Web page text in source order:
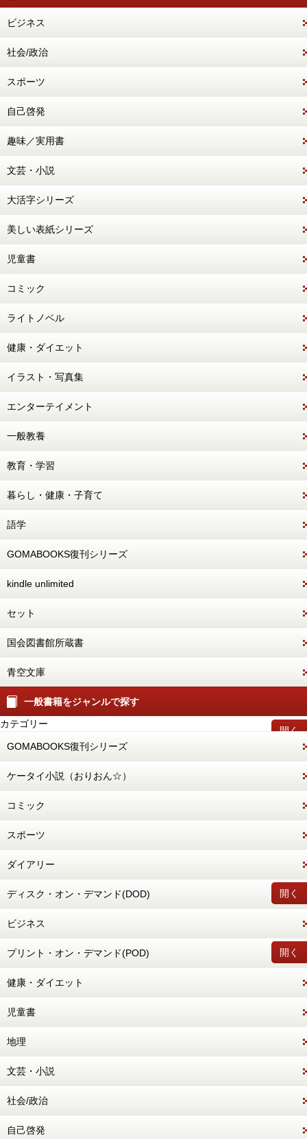
ビジネス
社会/政治
スポーツ
自己啓発
趣味／実用書
文芸・小説
大活字シリーズ
美しい表紙シリーズ
児童書
コミック
ライトノベル
健康・ダイエット
イラスト・写真集
エンターテイメント
一般教養
教育・学習
暮らし・健康・子育て
語学
GOMABOOKS復刊シリーズ
kindle unlimited
セット
国会図書館所蔵書
青空文庫
一般書籍をジャンルで探す
開く
カテゴリー
GOMABOOKS復刊シリーズ
ケータイ小説（おりおん☆）
コミック
スポーツ
ダイアリー
開く
ディスク・オン・デマンド(DOD)
ビジネス
開く
プリント・オン・デマンド(POD)
健康・ダイエット
児童書
地理
文芸・小説
社会/政治
自己啓発